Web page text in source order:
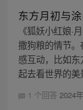
东方月初与
《狐妖小红娘·
撒狗粮的情节
感互动，比如
起去看世界的
1 个回答 2024